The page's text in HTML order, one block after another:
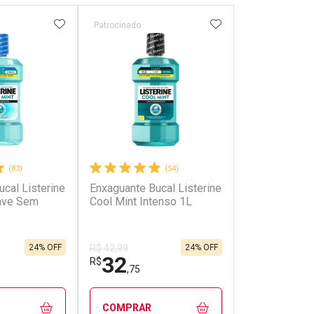
(83)
Listerine
Sem
24% OFF
ADICIONAR AOS FAVORITOS
(54)
Enxaguante Bucal Listerine
Cool Mint Intenso 1L
Patrocinado
R$ 42,99
R$32,75
24% OFF
ADICIONAR AOS
COMPRAR